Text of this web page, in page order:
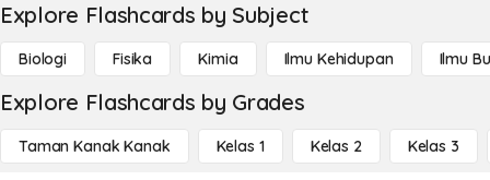
Explore Flashcards by Subject
Biologi Fisika Kimia Ilmu Kehidupan Ilmu
Explore Flashcards by Grades
Taman Kanak Kanak Kelas 1 Kelas 2 Kelas 3